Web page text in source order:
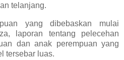
telanjang.
yang dibebaskan mulai
laporan tentang pelecehan
dan anak perempuan yang
tersebar luas.